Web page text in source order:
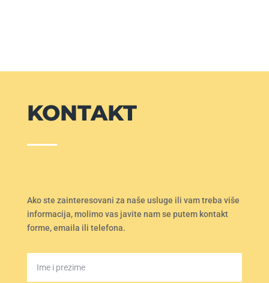
KONTAKT
Ako ste zainteresovani za naše usluge ili vam treba više
informacija, molimo vas javite nam se putem kontakt
forme, emaila ili telefona.